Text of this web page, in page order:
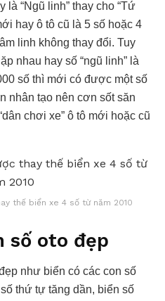
là “Ngũ linh” thay cho “Tứ
hay ô tô cũ là 5 số hoặc 4
linh không thay đổi. Tuy
nhau hay số “ngũ linh” là
số thì mới có được một số
nhân tạo nên cơn sốt săn
chơi xe” ô tô mới hoặc cũ
thế biển xe 4 số từ năm 2010
số oto đẹp
như biển có các con số
thứ tự tăng dần, biển số